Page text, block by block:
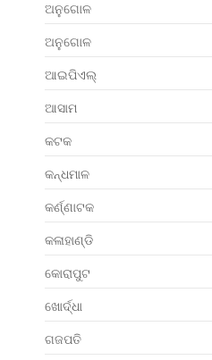
ଅନୁଗୋଳ
ଅନୁଗୋଳ
ଆଇପିଏଲ୍
ଆସାମ
କଟକ
କନ୍ଧମାଳ
କର୍ଣ୍ଣାଟକ
କଳାହାଣ୍ଡି
କୋରାପୁଟ
ଖୋର୍ଦ୍ଧା
ଗଜପତି